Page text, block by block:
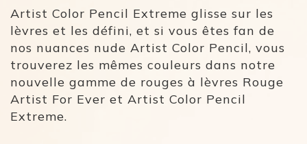
Artist Color Pencil Extreme glisse sur les
lèvres et les défini, et si vous êtes fan de
nos nuances nude Artist Color Pencil, vous
trouverez les mêmes couleurs dans notre
nouvelle gamme de rouges à lèvres Rouge
Artist For Ever et Artist Color Pencil
Extreme.